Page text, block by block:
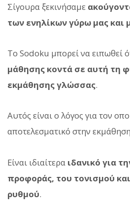
Σίγουρα ξεκινήσαμε
των ενηλίκων γύρω μας και
Το Sodoku μπορεί να ειπωθεί
μάθησης κοντά σε αυτή τη
εκμάθησης γλώσσας.
Αυτός είναι ο λόγος για τον
αποτελεσματικό στην
Είναι ιδιαίτερα ιδανικό για
προφοράς, του τονισμού
ρυθμού.